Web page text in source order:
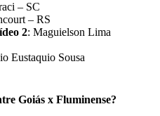
– SC
– RS
2: Maguielson Lima
Eustaquio Sousa
Goiás x Fluminense?